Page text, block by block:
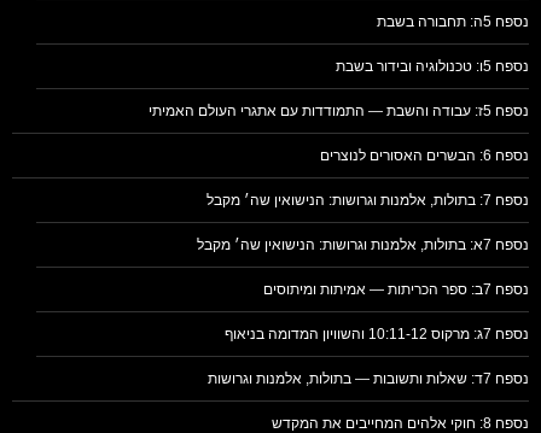
נספח 5ה: תחבורה בשבת
נספח 5ו: טכנולוגיה ובידור בשבת
נספח 5ז: עבודה והשבת — התמודדות עם אתגרי העולם האמיתי
נספח 6: הבשרים האסורים לנוצרים
נספח 7: בתולות, אלמנות וגרושות: הנישואין שה׳ מקבל
נספח 7א: בתולות, אלמנות וגרושות: הנישואין שה׳ מקבל
נספח 7ב: ספר הכריתות — אמיתות ומיתוסים
נספח 7ג: מרקוס 10:11-12 והשוויון המדומה בניאוף
נספח 7ד: שאלות ותשובות — בתולות, אלמנות וגרושות
נספח 8: חוקי אלהים המחייבים את המקדש